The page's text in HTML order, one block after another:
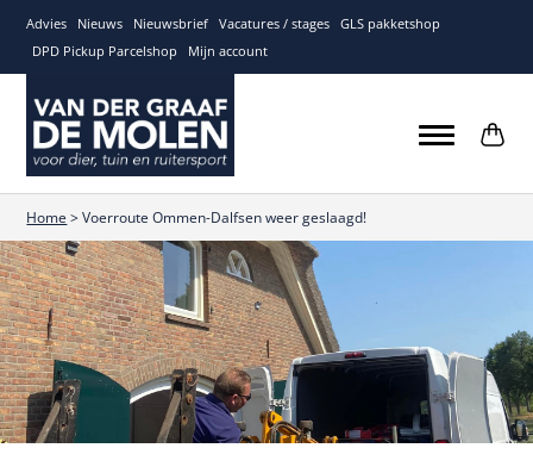
Advies Nieuws Nieuwsbrief Vacatures / stages
GLS pakketshop
DPD Pickup Parcelshop
Mijn account
Home >Voerroute Ommen-Dalfsen weer geslaagd!